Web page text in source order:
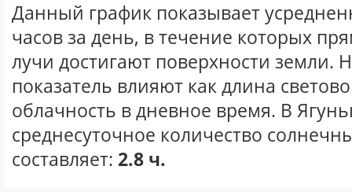
Данный график показывает
часов за день, в течение которых
лучи достигают поверхности земли.
показатель влияют как длина
облачность в дневное время. В
среднесуточное количество
составляет: 2.8 ч.